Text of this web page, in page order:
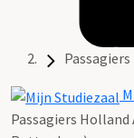
Passagiers Holland